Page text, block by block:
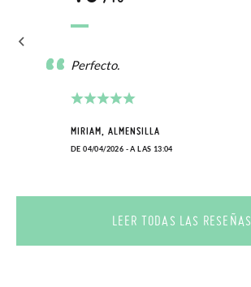
Perfecto.
MIRIAM, ALMENSILLA
DE 04/04/2026 - A LAS 13:04
LEER TODAS LAS RESEÑAS